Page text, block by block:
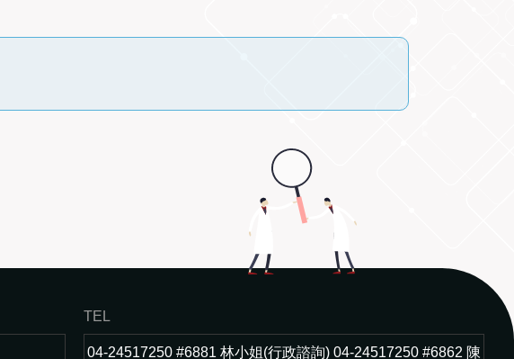
TEL
04-24517250 #6881 林小姐(行政諮詢) 04-24517250 #6862 陳